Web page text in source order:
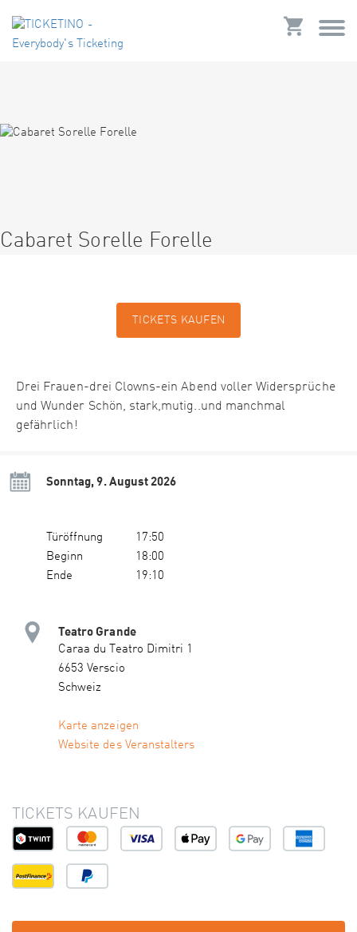
Cabaret Sorelle Forelle
TICKETS KAUFEN
Drei Frauen-drei Clowns-ein Abend voller Widersprüche
und Wunder Schön, stark,mutig..und manchmal
gefährlich!
Sonntag, 9. August 2026
Türöffnung
17:50
Beginn
18:00
Ende
19:10
Teatro Grande
Caraa du Teatro Dimitri 1
6653 Verscio
Schweiz
Karte anzeigen
Website des Veranstalters
TICKETS KAUFEN